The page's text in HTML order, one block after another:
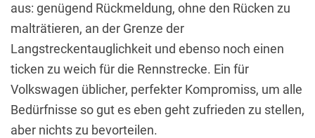
aus: genügend Rückmeldung, ohne den Rücken zu
malträtieren, an der Grenze der
Langstreckentauglichkeit und ebenso noch einen
ticken zu weich für die Rennstrecke. Ein für
Volkswagen üblicher, perfekter Kompromiss, um alle
Bedürfnisse so gut es eben geht zufrieden zu stellen,
aber nichts zu bevorteilen.